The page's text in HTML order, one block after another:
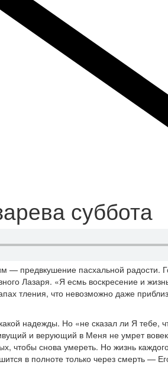
суббота
— предвкушение пасхальной
Лазаря. «Я есмь воскресение и
тления, что невозможно даже
надежды. Но «не сказал ли Я
и верующий в Меня не умрет
чтобы снова умереть. Но жизнь
в полноте только через смерть —